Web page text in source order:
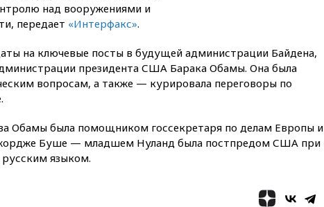
В аэропортах Сочи и
Геленджика сняты
ограничения
Власти РФ помогут
16:55Экс-директору Popcorn
Books запросили четыре года
резервы России снизились
над вооружениями и
передает «Интерфакс».
на ключевые посты в будущей администрации Байдена,
президента США Барака Обамы. Она была
вопросам, а также — курировала переговоры по
Обамы была помощником госсекретаря по делам Европы и
Буше — младшем Нуланд была постпредом США при
языком.